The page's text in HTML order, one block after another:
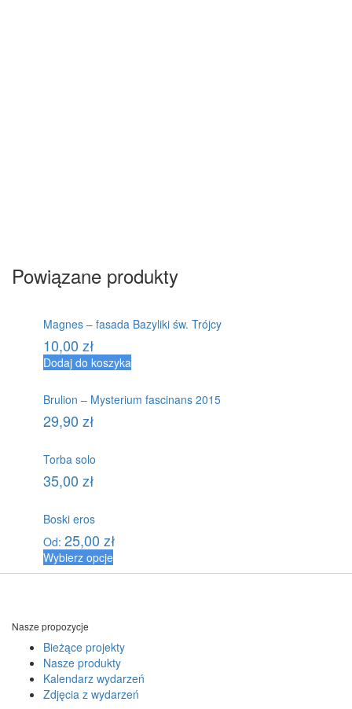
Powiązane produkty
Magnes – fasada Bazyliki św. Trójcy
10,00 zł
Dodaj do koszyka
Brulion – Mysterium fascinans 2015
29,90 zł
Torba solo
35,00 zł
Boski eros
Od: 25,00 zł
Wybierz opcje
Nasze propozycje
Bieżące projekty
Nasze produkty
Kalendarz wydarzeń
Zdjęcia z wydarzeń